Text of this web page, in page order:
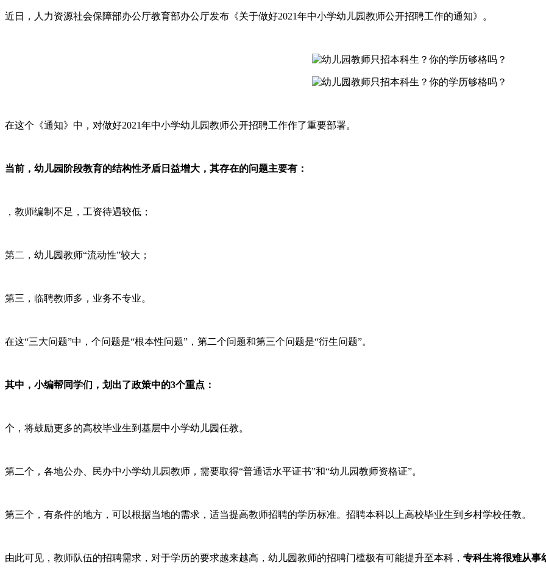
近日，人力资源社会保障部办公厅教育部办公厅发布《关于做好2021年中小学幼儿园教师公开招聘工作的通知》。
在这个《通知》中，对做好2021年中小学幼儿园教师公开招聘工作作了重要部署。
当前，幼儿园阶段教育的结构性矛盾日益增大， 其存在的问题主要有：
，教师编制不足，工资待遇较低；
第二，幼儿园教师“流动性”较大；
第三，临聘教师多，业务不专业。
在这“三大问题”中，个问题是“根本性问题”，第二个问题和第三个问题是“衍生问题”。
其中，小编帮同学们，划出了政策中的3个重点：
个，将鼓励更多的高校毕业生到基层中小学幼儿园任教。
第二个，各地公办、民办中小学幼儿园教师，需要取得“普通话水平证书”和“幼儿园教师资格证”。
第三个，有条件的地方，可以根据当地的需求，适当提高教师招聘的学历标准。招聘本科以上高校毕业生到乡村学校任教。
由此可见，教师队伍的招聘需求，对于学历的要求越来越高，幼儿园教师的招聘门槛极有可能提升至本科， 专科生将很难从事